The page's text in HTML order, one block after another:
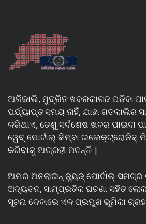
ଆଜିକାଲି, ମୁଦ୍ରିତ ଖବରକାଗଜ ପଢିବା
ପର୍ଯ୍ୟାପ୍ତ ସମୟ ନାହିଁ, ଯାହା ଗତକାଲିର
କରିଥାଏ, ତେଣୁ ସର୍ବଶେଷ ଖବର ପାଇବା
ୱେବ୍ ପୋର୍ଟାଲ୍ କିମ୍ବା ଇଲେକ୍ଟ୍ରୋନିକ୍
କରିବାକୁ ଆଗ୍ରହୀ ଅଟନ୍ତି |
ଆମର ଅନଲାଇନ୍ ନ୍ୟୁଜ୍ ପୋର୍ଟାଲ୍ ସମଗ୍ର
ଅଦ୍ୟତନ, ସାମ୍ପ୍ରତିକ ଘଟଣା ସହିତ
ସୂଚନା ଦେବାରେ ଏକ ପ୍ରମୁଖ ଭୂମିକା